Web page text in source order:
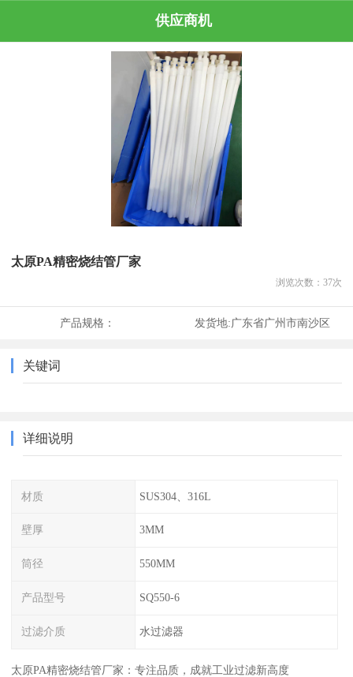
供应商机
太原PA精密烧结管厂家
浏览次数： 37次
产品规格： 发货地:广东省广州市南沙区
关键词
详细说明
材质 SUS304、316L
壁厚 3MM
筒径 550MM
产品型号 SQ550-6
过滤介质 水过滤器
太原PA精密烧结管厂家：专注品质，成就工业过滤新高度